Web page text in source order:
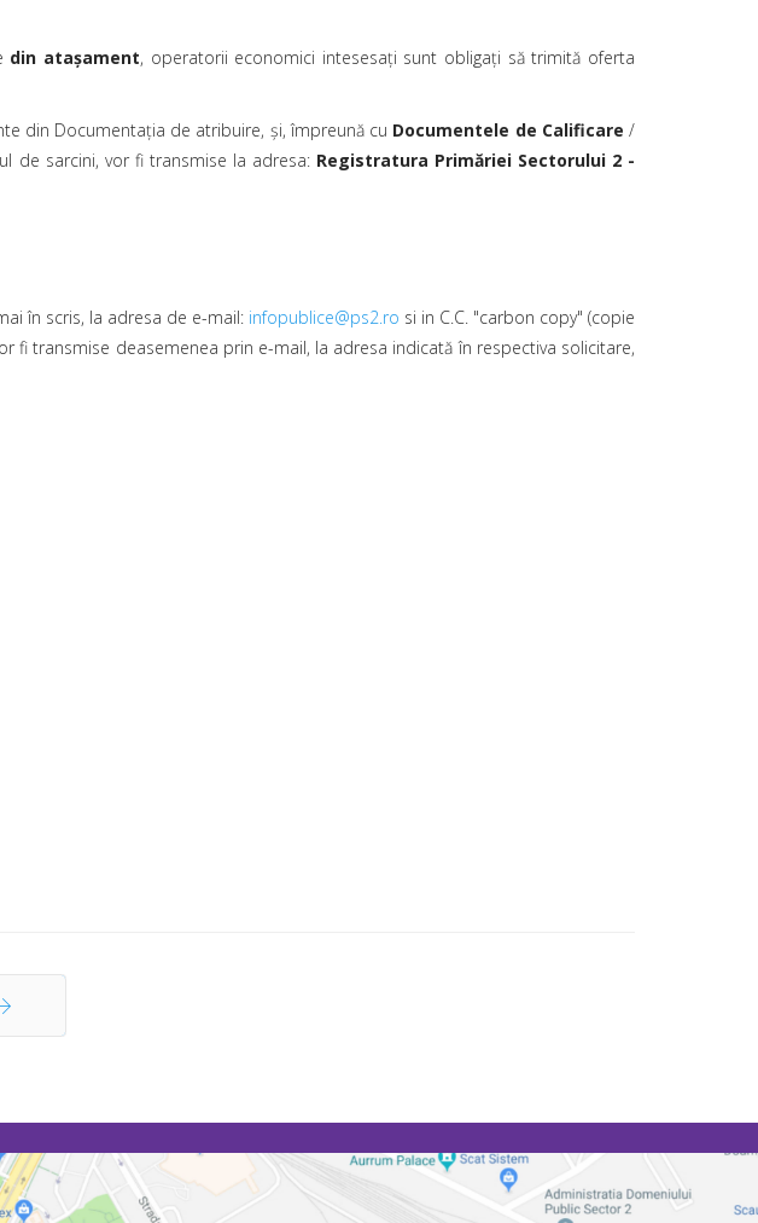
din ataşament, operatorii economici intesesaţi sunt obligaţi să trimită oferta
din Documentaţia de atribuire, și, împreună cu Documentele de Calificare /
de sarcini, vor fi transmise la adresa: Registratura Primăriei Sectorului 2 -
în scris, la adresa de e-mail: infopublice@ps2.ro si in C.C. "carbon copy" (copie
fi transmise deasemenea prin e-mail, la adresa indicată în respectiva solicitare,